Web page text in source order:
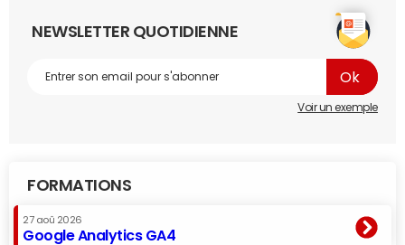
NEWSLETTER QUOTIDIENNE
Voir un exemple
FORMATIONS
27 aoû 2026
Google Analytics GA4